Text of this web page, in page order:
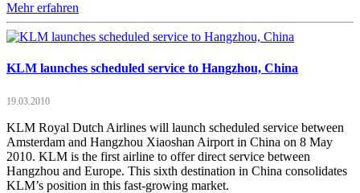
Mehr erfahren
KLM launches scheduled service to Hangzhou, China
19.03.2010
KLM Royal Dutch Airlines will launch scheduled service between
Amsterdam and Hangzhou Xiaoshan Airport in China on 8 May
2010. KLM is the first airline to offer direct service between
Hangzhou and Europe. This sixth destination in China consolidates
KLM’s position in this fast-growing market.